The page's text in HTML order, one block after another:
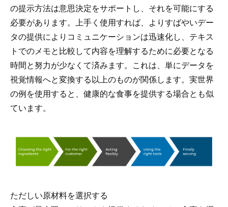
の提示方法は意思決定をサポートし、それを可能にする
必要があります。上手く使用すれば、よりすばやいデー
タの提供によりコミュニケーションは迅速化し、テキス
トでのメモと比較して内容を理解するために必要となる
時間と努力が少なくて済みます。これは、単にデータを
視覚情報へと変換する以上のものが関係します。実世界
の例を使用すると、健康的な食事を提供する場合とも似
ています。
ただしい原材料を選択する